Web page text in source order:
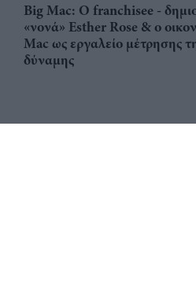
Big Mac: Ο franchisee -
«νονά» Esther Rose & ο
Mac ως εργαλείο μέτρησης
δύναμης